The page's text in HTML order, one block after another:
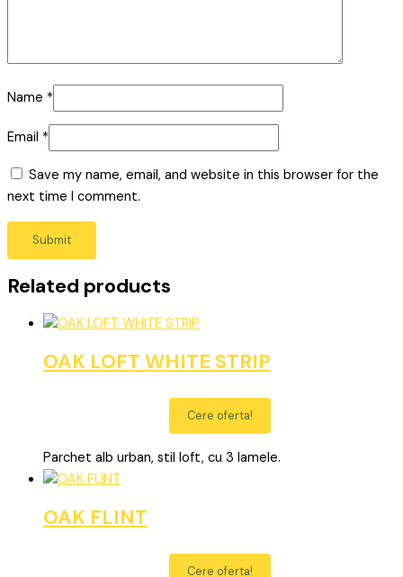
Name *
Email *
Save my name, email, and website in this browser for the
next time I comment.
Related products
OAK LOFT WHITE STRIP
Cere oferta!
Parchet alb urban, stil loft, cu 3 lamele.
OAK FLINT
Cere oferta!